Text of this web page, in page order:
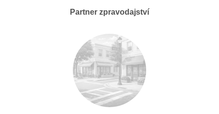
Partner zpravodajství